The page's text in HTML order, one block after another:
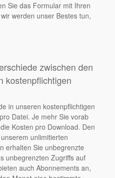
Sie das Formular mit Ihren
werden unser Bestes tun,
zwischen den
kostenpflichtigen
in unseren kostenpflichtigen
Datei. Je mehr Sie vorab
Kosten pro Download. Den
unlimitierten
erhalten Sie unbegrenzte
unbegrenzten Zugriffs auf
auch Abonnements an,